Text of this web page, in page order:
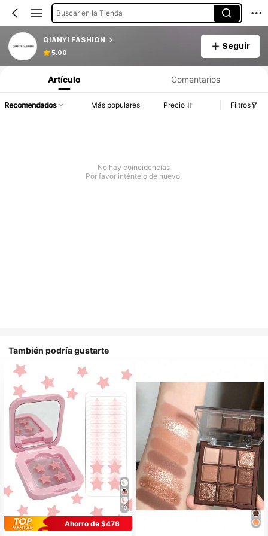
Buscar en la Tienda
QIANYI FASHION
5.00
Seguir
Artículo Comentarios
Recomendados Más populares Precio Filtros
No hay coincidencias
Por favor inténtelo de nuevo.
También podría gustarte
10
Ahorro de $476